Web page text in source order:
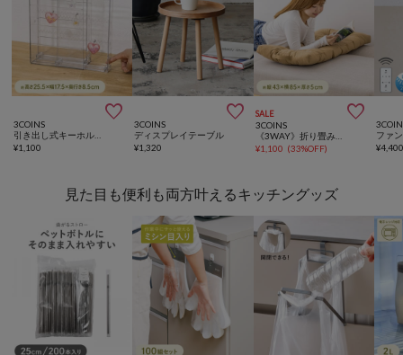

3COINS
¥1,100

3COINS
ディスプレイテーブル
¥1,320
SALE 
3COINS
《3WAY》折り畳みクッション
¥1,100 (33%OFF) ¥
見た目も便利も両方叶えるキッチングッズ